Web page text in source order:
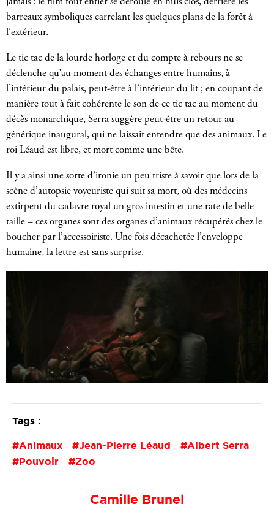
jamais : le film tout entier se déroule en huis clos, derrière les
barreaux symboliques carrelant les quelques plans de la forêt à
l’extérieur.
Le tic tac de la lourde horloge et du compte à rebours ne se
déclenche qu’au moment des échanges entre humains, à
l’intérieur du palais, peut-être à l’intérieur du lit ; en coupant de
manière tout à fait cohérente le son de ce tic tac au moment du
décès monarchique, Serra suggère peut-être un retour au
générique inaugural, qui ne laissait entendre que des animaux. Le
roi Léaud est libre, et mort comme une bête.
Il y a ainsi une sorte d’ironie un peu triste à savoir que lors de la
scène d’autopsie voyeuriste qui suit sa mort, où des médecins
extirpent du cadavre royal un gros intestin et une rate de belle
taille – ces organes sont des organes d’animaux récupérés chez le
boucher par l’accessoiriste. Une fois décachetée l’enveloppe
humaine, la lettre est sans surprise.
Tags :
Animaux Jean-Pierre Léaud
Albert Serra
Pouvoir
Zoo
Camille Brunel